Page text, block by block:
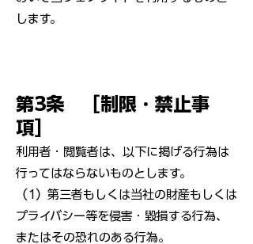
します。
第3条 ［制限・禁止事
項］
利用者・閲覧者は、以下に掲げる行為は
行ってはならないものとします。
（1）第三者もしくは当社の財産もしくは
プライバシー等を侵害・毀損する行為、
またはその恐れのある行為。